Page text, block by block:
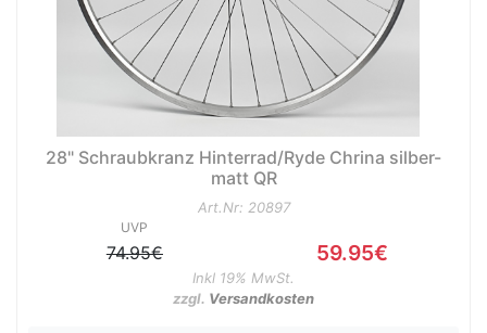
28" Schraubkranz Hinterrad/Ryde Chrina silber-
matt QR
Art.Nr: 20897
UVP
74.95€ 59.95€
Inkl 19% MwSt.
zzgl. Versandkosten